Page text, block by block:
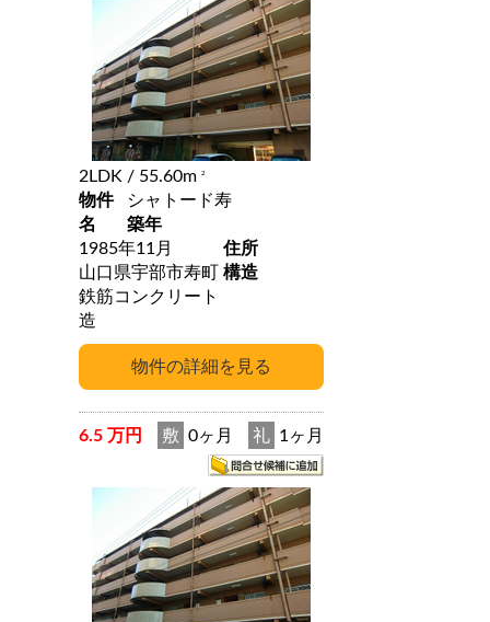
2LDK / 55.60m 2
物件
名
シャトード寿
築年
1985年11月
住所
山口県宇部市寿町
構造
鉄筋コンクリート
造
6.5 万円 敷 0ヶ月 礼 1ヶ月